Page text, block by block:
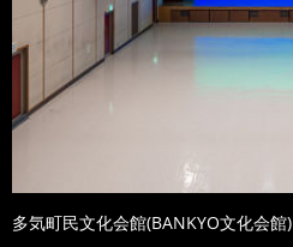
多気町民文化会館(BANKYO文化会館)